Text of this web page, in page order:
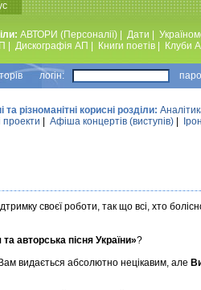
АВТОРИ (Персоналії) Дати
Дискографiя АП Книги поетiв Клуби
логін:
та різноманітні корисні розділи:
Афіша концертів (виступів)
своєї роботи, так що всі, хто
авторська пісня України»?
видається абсолютно нецікавим, але